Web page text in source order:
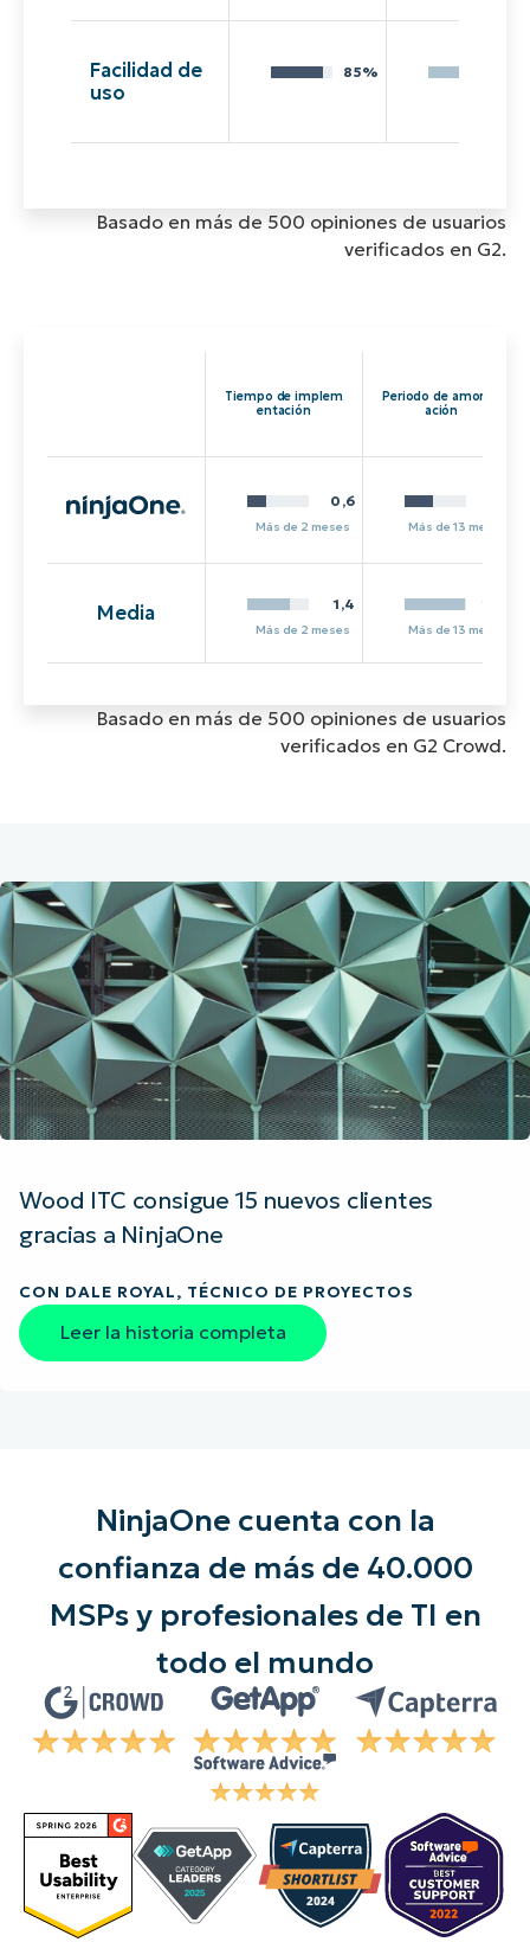
Facilidad de
uso
85%
Basado en más de 500 opiniones de usuarios
verificados en G2.
Tiempo de implem
entación
Periodo de amortiz
ación
0,6
Más de 2 meses Más de 13 meses
Media 1,4
Más de 2 meses
12,8
Más de 13 meses
Basado en más de 500 opiniones de usuarios
verificados en G2 Crowd.
Wood ITC consigue 15 nuevos clientes
gracias a NinjaOne
CON DALE ROYAL, TÉCNICO DE PROYECTOS
Leer la historia completa
NinjaOne cuenta con la
confianza de más de 40.000
MSPs y profesionales de TI en
todo el mundo